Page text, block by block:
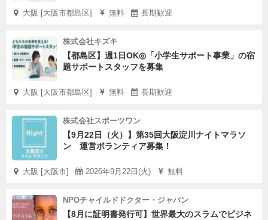
大阪 [大阪市都島区] 無料 長期歓迎
株式会社キズキ
【都島区】週1日OK◎「小学生サポート事業」の宿
題サポートスタッフを募集
大阪 [大阪市都島区] 無料 長期歓迎
株式会社スポーツワン
【9月22日（火）】第35回大阪淀川ナイトマラソ
ン 運営ボランティア募集！
大阪 [大阪市] 2026年9月22日(火) 無料
NPOチャイルドドクター・ジャパン
【8月に証明書発行可】世界最大のスラムでビジネ